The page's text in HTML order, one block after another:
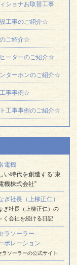
ショナお取替工事
工事のご紹介☆
ご紹介☆
ヒーターのご紹介☆
ターホンのご紹介☆
事事例☆
工事事例のご紹介☆
電機
い時代を創造する“東
機株式会社”
ぎ社長（上柳正仁）
ぎ社長（上柳正仁）の
く会社を続ける日記
ラソーラー
ポレーション
ラソーラーの公式サイト